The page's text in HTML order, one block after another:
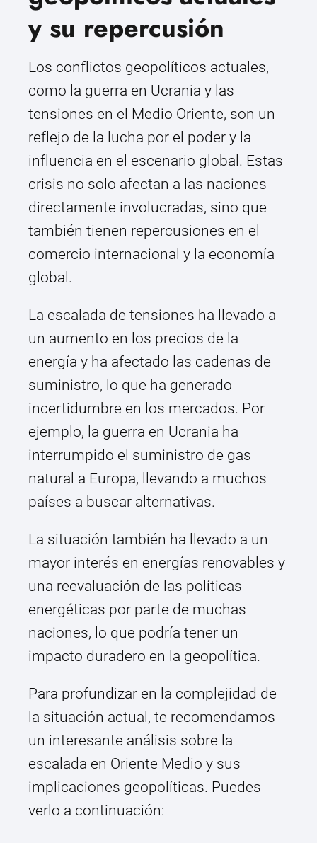
y su repercusión
Los conflictos geopolíticos actuales,
como la guerra en Ucrania y las
tensiones en el Medio Oriente, son un
reflejo de la lucha por el poder y la
influencia en el escenario global. Estas
crisis no solo afectan a las naciones
directamente involucradas, sino que
también tienen repercusiones en el
comercio internacional y la economía
global.
La escalada de tensiones ha llevado a
un aumento en los precios de la
energía y ha afectado las cadenas de
suministro, lo que ha generado
incertidumbre en los mercados. Por
ejemplo, la guerra en Ucrania ha
interrumpido el suministro de gas
natural a Europa, llevando a muchos
países a buscar alternativas.
La situación también ha llevado a un
mayor interés en energías renovables y
una reevaluación de las políticas
energéticas por parte de muchas
naciones, lo que podría tener un
impacto duradero en la geopolítica.
Para profundizar en la complejidad de
la situación actual, te recomendamos
un interesante análisis sobre la
escalada en Oriente Medio y sus
implicaciones geopolíticas. Puedes
verlo a continuación: